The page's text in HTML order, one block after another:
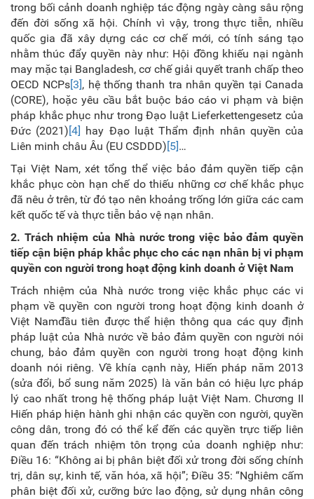
trong bối cảnh doanh nghiệp tác động ngày càng sâu rộng
đến đời sống xã hội. Chính vì vậy, trong thực tiễn, nhiều
quốc gia đã xây dựng các cơ chế mới, có tính sáng tạo
nhằm thúc đẩy quyền này như: Hội đồng khiếu nại ngành
may mặc tại Bangladesh, cơ chế giải quyết tranh chấp theo
OECD NCPs[3], hệ thống thanh tra nhân quyền tại Canada
(CORE), hoặc yêu cầu bắt buộc báo cáo vi phạm và biện
pháp khắc phục như trong Đạo luật Lieferkettengesetz của
Đức (2021)[4] hay Đạo luật Thẩm định nhân quyền của
Liên minh châu Âu (EU CSDDD)[5]…
Tại Việt Nam, xét tổng thể việc bảo đảm quyền tiếp cận
khắc phục còn hạn chế do thiếu những cơ chế khắc phục
đã nêu ở trên, từ đó tạo nên khoảng trống lớn giữa các cam
kết quốc tế và thực tiễn bảo vệ nạn nhân.
2. Trách nhiệm của Nhà nước trong việc bảo đảm quyền
tiếp cận biện pháp khắc phục cho các nạn nhân bị vi phạm
quyền con người trong hoạt động kinh doanh ở Việt Nam
Trách nhiệm của Nhà nước trong việc khắc phục các vi
phạm về quyền con người trong hoạt động kinh doanh ở
Việt Namđầu tiên được thể hiện thông qua các quy định
pháp luật của Nhà nước về bảo đảm quyền con người nói
chung, bảo đảm quyền con người trong hoạt động kinh
doanh nói riêng. Về khía cạnh này, Hiến pháp năm 2013
(sửa đổi, bổ sung năm 2025) là văn bản có hiệu lực pháp
lý cao nhất trong hệ thống pháp luật Việt Nam. Chương II
Hiến pháp hiện hành ghi nhận các quyền con người, quyền
công dân, trong đó có thể kể đến các quyền trực tiếp liên
quan đến trách nhiệm tôn trọng của doanh nghiệp như:
Điều 16: “Không ai bị phân biệt đối xử trong đời sống chính
trị, dân sự, kinh tế, văn hóa, xã hội”; Điều 35: “Nghiêm cấm
phân biệt đối xử, cưỡng bức lao động, sử dụng nhân công